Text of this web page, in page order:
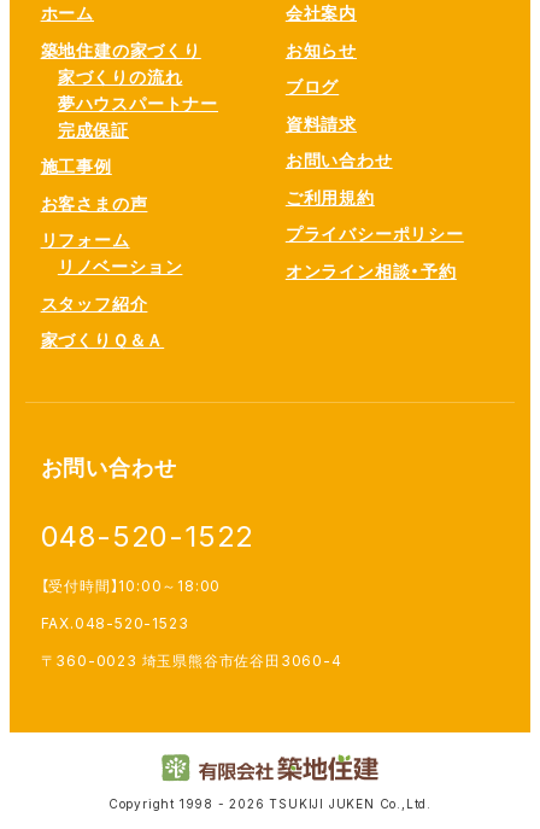
ホーム
築地住建の家づくり
家づくりの流れ
夢ハウスパートナー
完成保証
施工事例
お客さまの声
リフォーム
リノベーション
スタッフ紹介
家づくりＱ＆Ａ
会社案内
お知らせ
ブログ
資料請求
お問い合わせ
ご利用規約
プライバシーポリシー
オンライン相談・予約
お問い合わせ
048-520-1522
【受付時間】10:00～18:00
FAX.048-520-1523
〒360-0023 埼玉県熊谷市佐谷田3060-4
Copyright 1998 - 2026 TSUKIJI JUKEN Co.,Ltd.